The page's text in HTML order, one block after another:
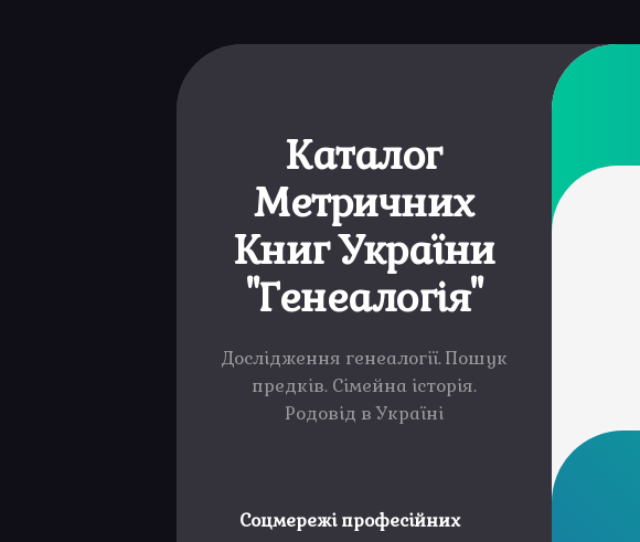
Каталог
Метричних
Книг України
"Генеалогія"
Дослідження генеалогії. Пошук
предків. Сімейна історія.
Родовід в Україні
Соцмережі професійних